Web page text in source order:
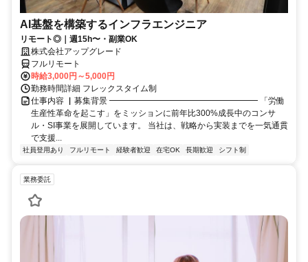
AI基盤を構築するインフラエンジニア
リモート◎｜週15h〜・副業OK
株式会社アップグレード
フルリモート
時給3,000円～5,000円
勤務時間詳細 フレックスタイム制
仕事内容 ▏募集背景 ━━━━━━━━━━━━━━━━━━ 「労働
生産性革命を起こす」をミッションに前年比300%成長中のコンサ
ル・SI事業を展開しています。 当社は、戦略から実装までを一気通貫
で支援...
社員登用あり フルリモート 経験者歓迎 在宅OK 長期歓迎 シフト制
業務委託